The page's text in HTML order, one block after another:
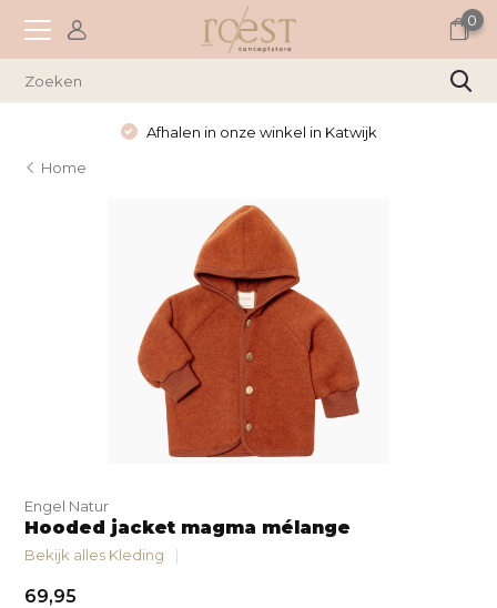
0
Afhalen in onze winkel in Katwijk
Home
Engel Natur
Hooded jacket magma mélange
Bekijk alles Kleding
69,95